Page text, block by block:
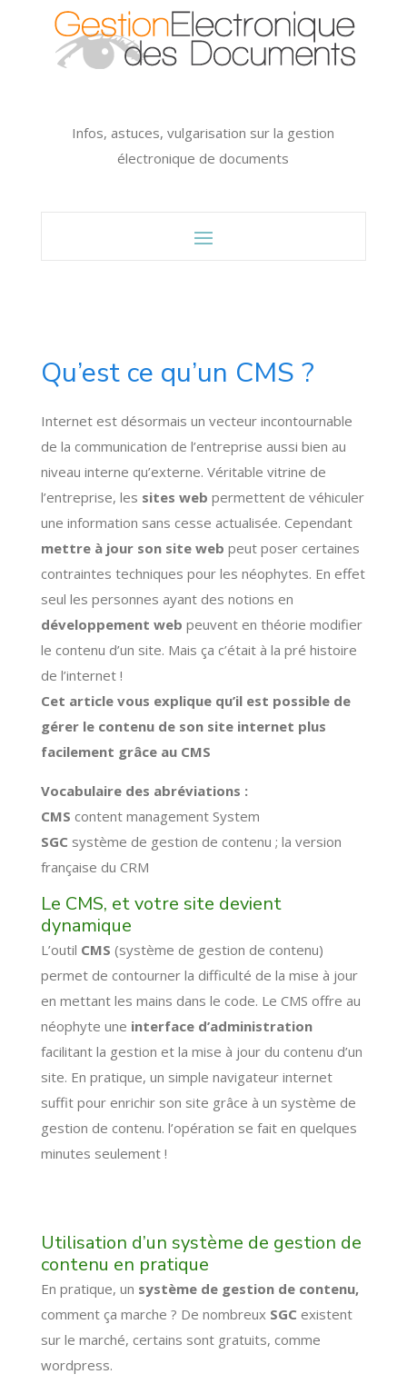
Infos, astuces, vulgarisation sur la gestion
électronique de documents
Qu’est ce qu’un CMS ?
Internet est désormais un vecteur incontournable
de la communication de l’entreprise aussi bien au
niveau interne qu’externe. Véritable vitrine de
l’entreprise, les sites web permettent de véhiculer
une information sans cesse actualisée. Cependant
mettre à jour son site web peut poser certaines
contraintes techniques pour les néophytes. En effet
seul les personnes ayant des notions en
développement web peuvent en théorie modifier
le contenu d’un site. Mais ça c’était à la pré histoire
de l’internet !
Cet article vous explique qu’il est possible de
gérer le contenu de son site internet plus
facilement grâce au CMS
Vocabulaire des abréviations :
CMS content management System
SGC système de gestion de contenu ; la version
française du CRM
Le CMS, et votre site devient
dynamique
L’outil CMS (système de gestion de contenu)
permet de contourner la difficulté de la mise à jour
en mettant les mains dans le code. Le CMS offre au
néophyte une interface d’administration
facilitant la gestion et la mise à jour du contenu d’un
site. En pratique, un simple navigateur internet
suffit pour enrichir son site grâce à un système de
gestion de contenu. l’opération se fait en quelques
minutes seulement !
Utilisation d’un système de gestion de
contenu en pratique
En pratique, un système de gestion de contenu,
comment ça marche ? De nombreux SGC existent
sur le marché, certains sont gratuits, comme
wordpress.